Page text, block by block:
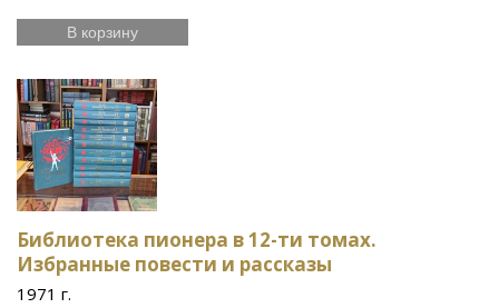
В корзину
Библиотека пионера в 12-ти томах.
Избранные повести и рассказы
1971 г.